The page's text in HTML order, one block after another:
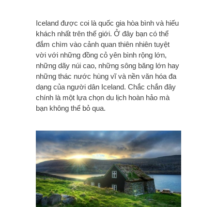
Iceland được coi là quốc gia hòa bình và hiếu
khách nhất trên thế giới. Ở đây bạn có thể
đắm chìm vào cảnh quan thiên nhiên tuyệt
vời với những đồng cỏ yên bình rộng lớn,
những dãy núi cao, những sông băng lớn hay
những thác nước hùng vĩ và nền văn hóa đa
dạng của người dân Iceland. Chắc chắn đây
chính là một lựa chọn du lịch hoàn hảo mà
bạn không thể bỏ qua.